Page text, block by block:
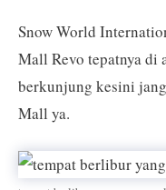
Snow World
Mall Revo tepatnya di
berkunjung kesini
Mall ya.